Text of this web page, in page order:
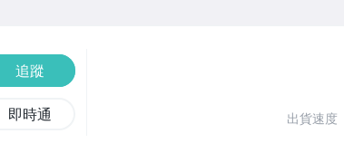
追蹤
即時通 出貨速度